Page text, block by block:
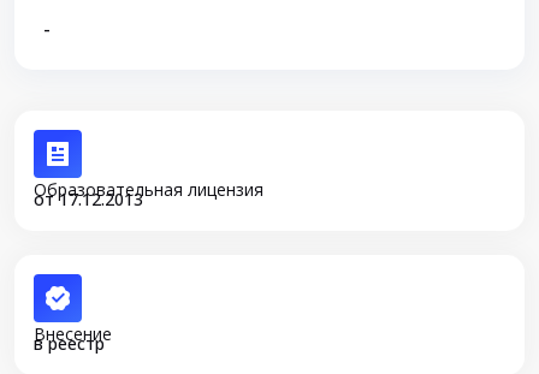
-
Образовательная лицензия
от 17.12.2013
Внесение
в реестр